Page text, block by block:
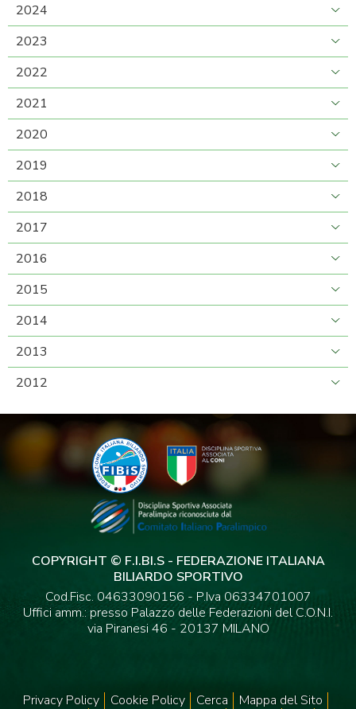
2024
2023
2022
2021
2020
2019
2018
2017
2016
2015
2014
2013
2012
COPYRIGHT © F.I.BI.S - FEDERAZIONE ITALIANA
BILIARDO SPORTIVO
Cod.Fisc. 04633090156 - P.Iva 06334701007
Uffici amm.: presso Palazzo delle Federazioni del C.O.N.I.
via Piranesi 46 - 20137 MILANO
Privacy Policy Cookie Policy Cerca
Mappa del Sito